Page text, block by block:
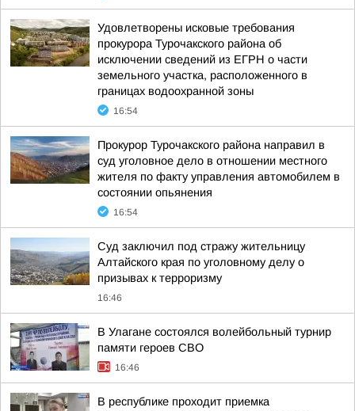
Удовлетворены исковые требования
прокурора Турочакского района об
исключении сведений из ЕГРН о части
земельного участка, расположенного в
границах водоохранной зоны
16:54
Прокурор Турочакского района направил в
суд уголовное дело в отношении местного
жителя по факту управления автомобилем в
состоянии опьянения
16:54
Суд заключил под стражу жительницу
Алтайского края по уголовному делу о
призывах к терроризму
16:46
В Улагане состоялся волейбольный турнир
памяти героев СВО
16:46
В республике проходит приемка